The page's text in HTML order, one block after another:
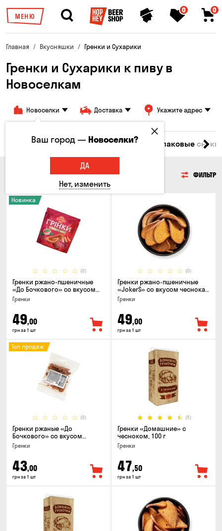
МЕНЮ
0 0
Главная Вкусняшки Гренки и Сухарики
Гренки и Сухарики к пиву в
Новоселкам
Новоселки Доставка Укажите адрес
Чипсы Гренки и Сухарики Злаковые снеки
ГРЕНКИ И СУХАРИКИ ФИЛЬТР
(0)
Новинка
Гренки ржано-пшеничные
«До Бочкового» со вкусом
телятины и аджики, 75г
Гренки
49,00
грн за 1 шт
(0)
Гренки ржано-пшеничные
«JokerS» со вкусом чеснока,
80 г
Гренки
49,00
грн за 1 шт
(0)
Топ продаж
Гренки ржаные «До
Бочкового» со вкусом
чеснок, 100г
Гренки
43,00
грн за 1 шт
(5)
Гренки «Домашние» с
чесноком, 100 г
Гренки
47,50
грн за 1 шт
Ваш город —Новоселки?
ДА
Нет, изменить